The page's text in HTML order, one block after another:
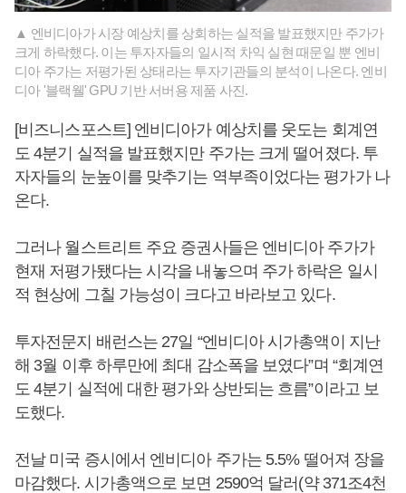
▲ 엔비디아가 시장 예상치를 상회하는 실적을 발표했지만 주가가
크게 하락했다. 이는 투자자들의 일시적 차익 실현 때문일 뿐 엔비
디아 주가는 저평가된 상태라는 투자기관들의 분석이 나온다. 엔비
디아 '블랙웰' GPU 기반 서버용 제품 사진.
[비즈니스포스트] 엔비디아가 예상치를 웃도는 회계연
도 4분기 실적을 발표했지만 주가는 크게 떨어졌다. 투
자자들의 눈높이를 맞추기는 역부족이었다는 평가가 나
온다.
그러나 월스트리트 주요 증권사들은 엔비디아 주가가
현재 저평가됐다는 시각을 내놓으며 주가 하락은 일시
적 현상에 그칠 가능성이 크다고 바라보고 있다.
투자전문지 배런스는 27일 “엔비디아 시가총액이 지난
해 3월 이후 하루만에 최대 감소폭을 보였다”며 “회계연
도 4분기 실적에 대한 평가와 상반되는 흐름”이라고 보
도했다.
전날 미국 증시에서 엔비디아 주가는 5.5% 떨어져 장을
마감했다. 시가총액으로 보면 2590억 달러(약 371조4천